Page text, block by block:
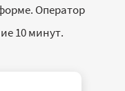
Оператор
10 минут.